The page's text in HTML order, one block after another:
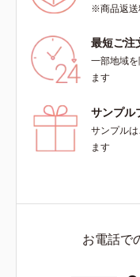
※商品返送
最短ご注
一部地域
ます
サンプル
サンプル
ます
お電話で